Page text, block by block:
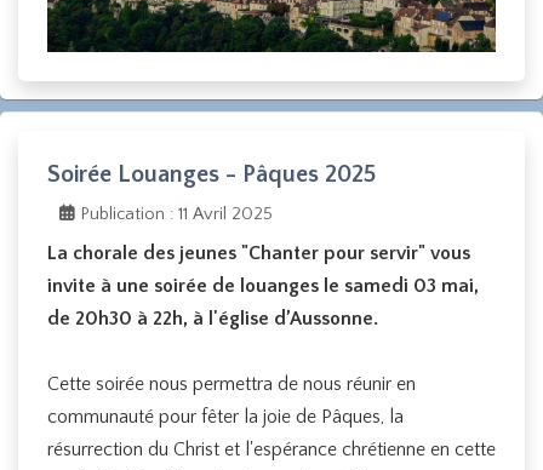
Soirée Louanges - Pâques 2025
Publication : 11 Avril 2025
La chorale des jeunes "Chanter pour servir" vous
invite à une soirée de louanges le samedi 03 mai,
de 20h30 à 22h, à l'église d’Aussonne.
Cette soirée nous permettra de nous réunir en
communauté pour fêter la joie de Pâques, la
résurrection du Christ et l'espérance chrétienne en cette